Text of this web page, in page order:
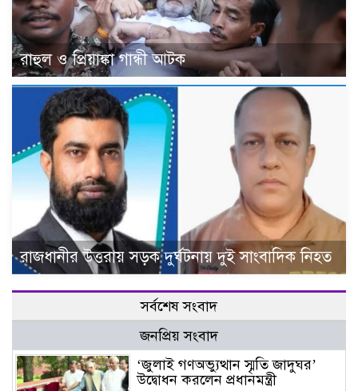
রাহুল ও প্রিয়াঙ্কা গান্ধী আটক
রাজধানীর উত্তরায় সড়ক দুর্ঘটনায় দুই সাংবাদিক নিহত
সর্বশেষ সংবাদ
জনপ্রিয় সংবাদ
‘জুলাই গণঅভ্যুত্থান স্মৃতি জাদুঘর’
উদ্বোধন করলেন প্রধানমন্ত্রী